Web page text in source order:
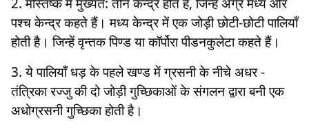
2. मस्तिष्क में मुख्यत: तीन केन्द्र होते हैं, जिन्हें अग्र मध्य और
पश्च केन्द्र कहते हैं। मध्य केन्द्र में एक जोड़ी छोटी-छोटी पालियाँ
होती है। जिन्हें वृन्तक पिण्ड या कॉर्पोरा पीडनकुलेटा कहते हैं।
3. ये पालियाँ धड़ के पहले खण्ड में ग्रसनी के नीचे अधर -
तंत्रिका रज्जु की दो जोड़ी गुच्छिकाओं के संगलन द्वारा बनी एक
अधोग्रसनी गुच्छिका होती है।